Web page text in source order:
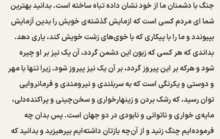
جنگ با دشمنان ما از خود نشان داده تباه ساخته است. بدانید بهترین
شما ای مردم کسی است که ازمایش گذشته‌ی خویش را بدین آزمایش
بپیوندد و ما را با پیکاری که با خوی‌های زشت خویش کند، یاری دهد.
بداندی که هر کسی که زبون این دشمن گردد، آن یک نیز بر او چیره
شود و هرکه بر این پیروز گردد، بر آن یک نیز پیروز شود. زیرا تنها با مهر
و دوستی و یکرنگی است که به سربلندی و نیرومندی و فرمانروایی
توان رسید، که رشک بردن و زینهارخواری و سخن‌چینی و پراکنده‌دلی،
مایه‌ی خواری و ناتوانی و نابودی در دو جهان است. پس بدان چه
فرموده‌ایم چنگ زنید و از آن‌چه بازتان داشته‌ایم بپرهیزید و بدانید که